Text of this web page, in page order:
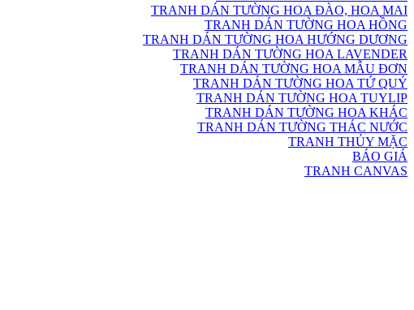
TRANH DÁN TƯỜNG HOA ĐÀO, HOA MAI
TRANH DÁN TƯỜNG HOA HỒNG
TRANH DÁN TƯỜNG HOA HƯỚNG DƯƠNG
TRANH DÁN TƯỜNG HOA LAVENDER
TRANH DÁN TƯỜNG HOA MẪU ĐƠN
TRANH DÁN TƯỜNG HOA TỨ QUÝ
TRANH DÁN TƯỜNG HOA TUYLIP
TRANH DÁN TƯỜNG HOA KHÁC
TRANH DÁN TƯỜNG THÁC NƯỚC
TRANH THỦY MẶC
BÁO GIÁ
TRANH CANVAS